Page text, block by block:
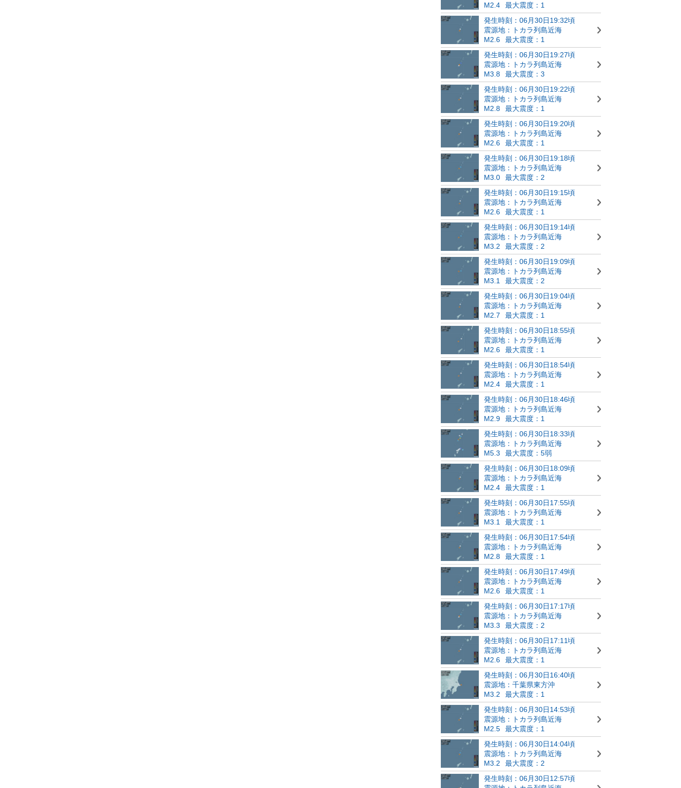
M2.4
最大震度：1
発生時刻：06月30日19:32頃
震源地：トカラ列島近海
M2.6
最大震度：1
発生時刻：06月30日19:27頃
震源地：トカラ列島近海
M3.8
最大震度：3
発生時刻：06月30日19:22頃
震源地：トカラ列島近海
M2.8
最大震度：1
発生時刻：06月30日19:20頃
震源地：トカラ列島近海
M2.6
最大震度：1
発生時刻：06月30日19:18頃
震源地：トカラ列島近海
M3.0
最大震度：2
発生時刻：06月30日19:15頃
震源地：トカラ列島近海
M2.6
最大震度：1
発生時刻：06月30日19:14頃
震源地：トカラ列島近海
M3.2
最大震度：2
発生時刻：06月30日19:09頃
震源地：トカラ列島近海
M3.1
最大震度：2
発生時刻：06月30日19:04頃
震源地：トカラ列島近海
M2.7
最大震度：1
発生時刻：06月30日18:55頃
震源地：トカラ列島近海
M2.6
最大震度：1
発生時刻：06月30日18:54頃
震源地：トカラ列島近海
M2.4
最大震度：1
発生時刻：06月30日18:46頃
震源地：トカラ列島近海
M2.9
最大震度：1
発生時刻：06月30日18:33頃
震源地：トカラ列島近海
M5.3
最大震度：5弱
発生時刻：06月30日18:09頃
震源地：トカラ列島近海
M2.4
最大震度：1
発生時刻：06月30日17:55頃
震源地：トカラ列島近海
M3.1
最大震度：1
発生時刻：06月30日17:54頃
震源地：トカラ列島近海
M2.8
最大震度：1
発生時刻：06月30日17:49頃
震源地：トカラ列島近海
M2.6
最大震度：1
発生時刻：06月30日17:17頃
震源地：トカラ列島近海
M3.3
最大震度：2
発生時刻：06月30日17:11頃
震源地：トカラ列島近海
M2.6
最大震度：1
発生時刻：06月30日16:40頃
震源地：千葉県東方沖
M3.2
最大震度：1
発生時刻：06月30日14:53頃
震源地：トカラ列島近海
M2.5
最大震度：1
発生時刻：06月30日14:04頃
震源地：トカラ列島近海
M3.2
最大震度：2
発生時刻：06月30日12:57頃